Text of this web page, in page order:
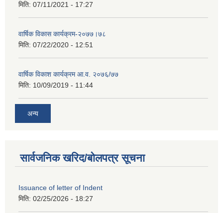
मिति: 07/11/2021 - 17:27
वार्षिक विकास कार्यक्रम-२०७७।७८
मिति: 07/22/2020 - 12:51
वार्षिक विकाश कार्यक्रम आ.व. २०७६/७७
मिति: 10/09/2019 - 11:44
अन्य
सार्वजनिक खरिद/बोलपत्र सूचना
Issuance of letter of Indent
मिति: 02/25/2026 - 18:27